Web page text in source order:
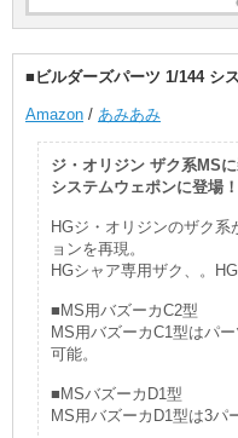
■ビルダーズパーツ 1/144 シ
Amazon / あみあみ
ジ・オリジン ザク系MS
システムウェポンに登場！
HGジ・オリジンのザク
ョンを再現。
HGシャア専用ザク、。
■MS用バズーカC2型
MS用バズーカC1型はパ
可能。
■MSバズーカD1型
MS用バズーカD1型は3パ